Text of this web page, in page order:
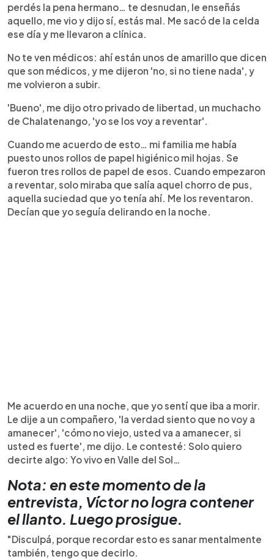
perdés la pena hermano… te desnudan, le enseñás
aquello, me vio y dijo sí, estás mal. Me sacó de la celda
ese día y me llevaron a clínica.
No te ven médicos: ahí están unos de amarillo que dicen
que son médicos, y me dijeron 'no, si no tiene nada', y
me volvieron a subir.
'Bueno', me dijo otro privado de libertad, un muchacho
de Chalatenango, 'yo se los voy a reventar'.
Cuando me acuerdo de esto… mi familia me había
puesto unos rollos de papel higiénico mil hojas. Se
fueron tres rollos de papel de esos. Cuando empezaron
a reventar, solo miraba que salía aquel chorro de pus,
aquella suciedad que yo tenía ahí. Me los reventaron.
Decían que yo seguía delirando en la noche.
Me acuerdo en una noche, que yo sentí que iba a morir.
Le dije a un compañero, 'la verdad siento que no voy a
amanecer', 'cómo no viejo, usted va a amanecer, si
usted es fuerte', me dijo. Le contesté: Solo quiero
decirte algo: Yo vivo en Valle del Sol…
Nota: en este momento de la
entrevista, Víctor no logra contener
el llanto. Luego prosigue.
"Disculpá, porque recordar esto es sanar mentalmente
también, tengo que decirlo.